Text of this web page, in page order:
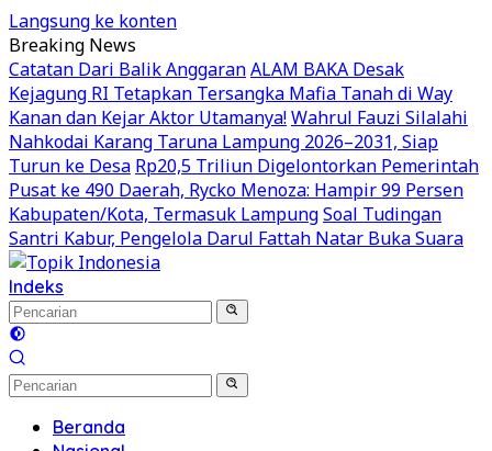
Langsung ke konten
Breaking News
Catatan Dari Balik AnggaranALAM BAKA Desak
Kejagung RI Tetapkan Tersangka Mafia Tanah di Way
Kanan dan Kejar Aktor Utamanya!Wahrul Fauzi Silalahi
Nahkodai Karang Taruna Lampung 2026–2031, Siap
Turun ke Desa Rp20,5 Triliun Digelontorkan Pemerintah
Pusat ke 490 Daerah, Rycko Menoza: Hampir 99 Persen
Kabupaten/Kota, Termasuk LampungSoal Tudingan
Santri Kabur, Pengelola Darul Fattah Natar Buka Suara
Indeks
Beranda